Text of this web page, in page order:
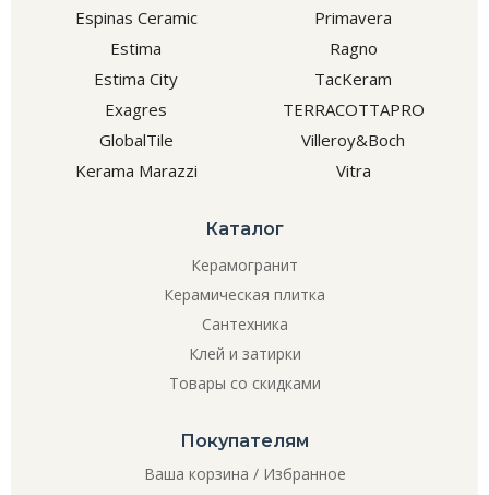
Espinas Ceramic
Estima
Estima City
Exagres
GlobalTile
Kerama Marazzi
Primavera
Ragno
TacKeram
TERRACOTTAPRO
Villeroy&Boch
Vitra
Каталог
Керамогранит
Керамическая плитка
Сантехника
Клей и затирки
Товары со скидками
Покупателям
Ваша корзина / Избранное